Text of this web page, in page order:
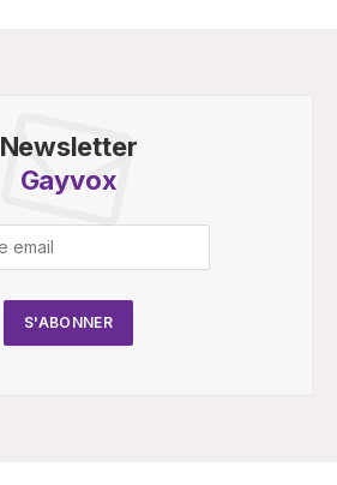
Newsletter
Gayvox